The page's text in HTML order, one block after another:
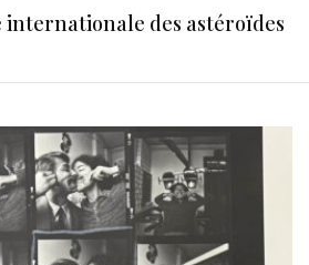
internationale des astéroïdes